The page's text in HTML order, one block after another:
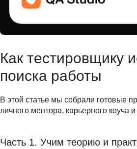
Как тестировщику
поиска работы
В этой статье мы собрали готовые
личного ментора, карьерного коуча
Часть 1. Учим теорию и